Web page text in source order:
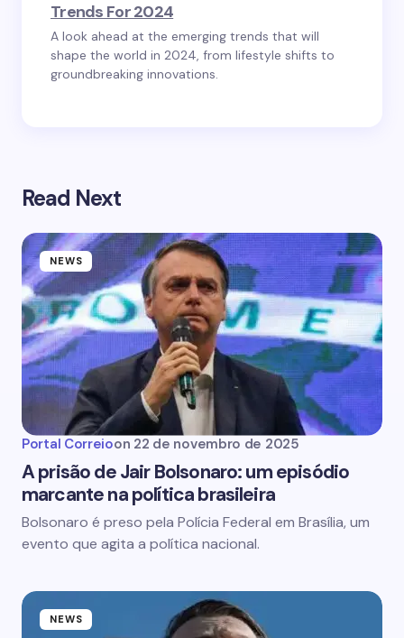
Trends For 2024
A look ahead at the emerging trends that will
shape the world in 2024, from lifestyle shifts to
groundbreaking innovations.
Read Next
NEWS
Portal Correioon 22 de novembro de 2025
A prisão de Jair Bolsonaro: um episódio
marcante na política brasileira
Bolsonaro é preso pela Polícia Federal em Brasília, um
evento que agita a política nacional.
NEWS